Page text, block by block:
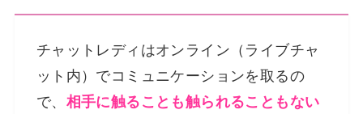
チャットレディはオンライン（ライブチャ
ット内）でコミュニケーションを取るの
で、 相手に触ることも触られることもない